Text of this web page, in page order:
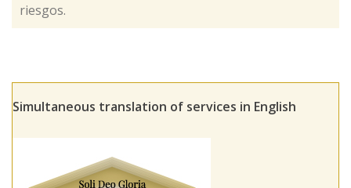
riesgos.
Simultaneous translation of services in English